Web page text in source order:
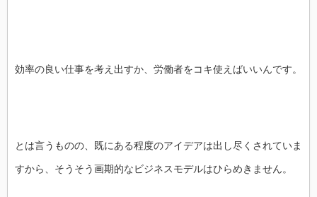
効率の良い仕事を考え出すか、労働者をコキ使えばいいんです。
とは言うものの、既にある程度のアイデアは出し尽くされていま
すから、そうそう画期的なビジネスモデルはひらめきません。